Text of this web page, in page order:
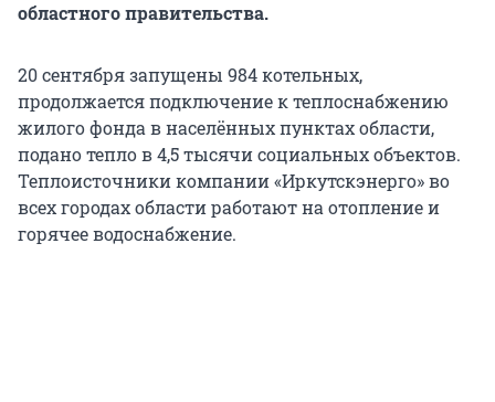
областного правительства.
20 сентября запущены 984 котельных,
продолжается подключение к теплоснабжению
жилого фонда в населённых пунктах области,
подано тепло в 4,5 тысячи социальных объектов.
Теплоисточники компании «Иркутскэнерго» во
всех городах области работают на отопление и
горячее водоснабжение.